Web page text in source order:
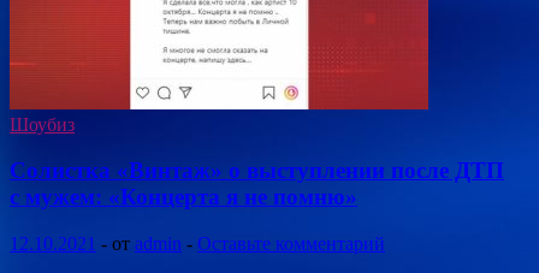
Шоубиз
Солистка «Винтаж» о выступлении после ДТП
с мужем: «Концерта я не помню»
12.10.2021 - от admin - Оставьте комментарий